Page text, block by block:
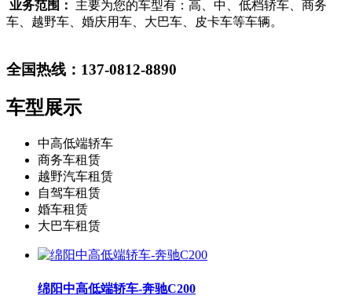
业务范围：
主要为您的车型有：高、中、低档轿车、商务
车、越野车、婚庆用车、大巴车、皮卡车等车辆。
全国热线：137-0812-8890
车型展示
中高低端轿车
商务车租赁
越野汽车租赁
自驾车租赁
婚车租赁
大巴车租赁
绵阳中高低端轿车-奔驰C200